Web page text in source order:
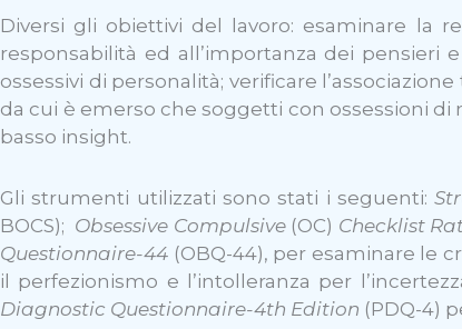
Diversi gli obiettivi del lavoro: esaminare la
responsabilità ed all’importanza dei pensieri
ossessivi di personalità; verificare
da cui è emerso che soggetti con ossessioni
basso insight.
Gli strumenti utilizzati sono stati i seguenti:
BOCS); Obsessive Compulsive(OC) Checklist
Questionnaire-44 (OBQ-44), per esaminare le
il perfezionismo e l’intolleranza per
Diagnostic Questionnaire-4th Edition (PDQ-4)